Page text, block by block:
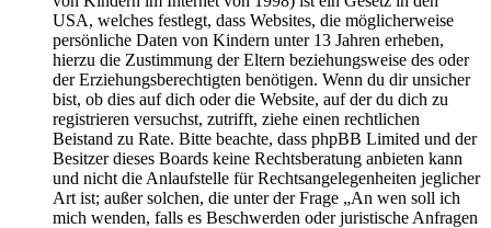
USA, welches festlegt, dass Websites, die möglicherweise
persönliche Daten von Kindern unter 13 Jahren erheben,
hierzu die Zustimmung der Eltern beziehungsweise des oder
der Erziehungsberechtigten benötigen. Wenn du dir unsicher
bist, ob dies auf dich oder die Website, auf der du dich zu
registrieren versuchst, zutrifft, ziehe einen rechtlichen
Beistand zu Rate. Bitte beachte, dass phpBB Limited und der
Besitzer dieses Boards keine Rechtsberatung anbieten kann
und nicht die Anlaufstelle für Rechtsangelegenheiten jeglicher
Art ist; außer solchen, die unter der Frage „An wen soll ich
mich wenden, falls es Beschwerden oder juristische Anfragen